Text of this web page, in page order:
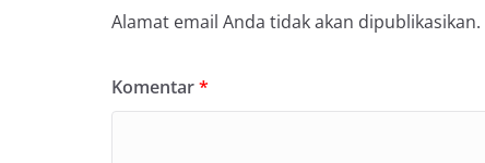
Alamat email Anda tidak akan dipublikasikan.
Komentar*